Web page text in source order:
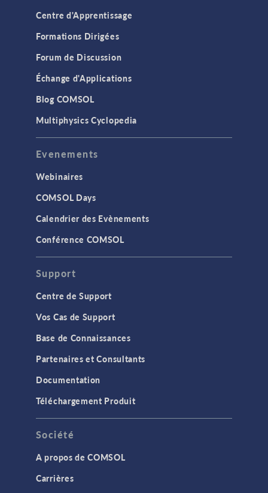
Centre d'Apprentissage
Formations Dirigées
Forum de Discussion
Échange d'Applications
Blog COMSOL
Multiphysics Cyclopedia
Evenements
Webinaires
COMSOL Days
Calendrier des Evènements
Conférence COMSOL
Support
Centre de Support
Vos Cas de Support
Base de Connaissances
Partenaires et Consultants
Documentation
Téléchargement Produit
Société
A propos de COMSOL
Carrières